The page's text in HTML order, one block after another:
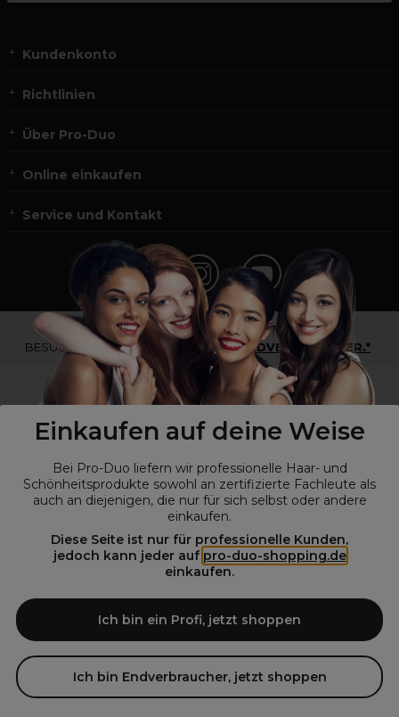
Einkaufen auf deine Weise
Bei Pro-Duo liefern wir professionelle Haar- und
Schönheitsprodukte sowohl an zertifizierte Fachleute als
auch an diejenigen, die nur für sich selbst oder andere
einkaufen.
Diese Seite ist nur für professionelle Kunden,
jedoch kann jeder auf pro-duo-shopping.de
einkaufen.
Ich bin ein Profi, jetzt shoppen
Ich bin Endverbraucher, jetzt shoppen
Kundenkonto
Richtlinien
Über Pro-Duo
Online einkaufen
Service und Kontakt
*Du bist kein Profikunde?
BESUCHE
UNSERE WEBSEITE FÜR ENDVERBRAUCHER.*
© Alle Rechte vorbehalten © Pro-Duo2026
Pro-Duo ist Ihr zuverlässiger Partner für hochwertige Produkte im
hochwertigen Produkte, von der Haarpflege über das Make-up bis hin
zu Spezialwerkzeugen, sind so konzipiert, dass sie die Erwartungen
von Friseursalons und Kosmetikstudios übertreffen. Verlassen Sie sich
auf Pro-Duo für erstklassige Qualität und zeitgemäße Lösungen.